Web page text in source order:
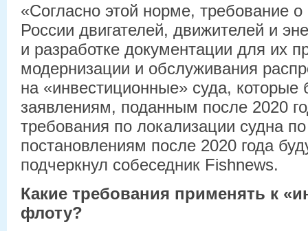
«Согласно этой норме, требование о
России двигателей, движителей и
и разработке документации для их
модернизации и обслуживания
на «инвестиционные» суда, которые
заявлениям, поданным после 2020
требования по локализации судна
постановлениям после 2020 года
подчеркнул собеседник Fishnews.
Какие требования применять к
флоту?